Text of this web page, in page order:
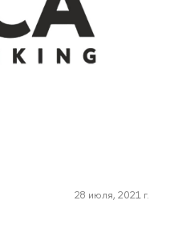
28 июля, 2021 г.